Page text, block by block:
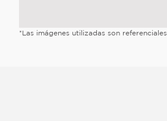
*Las imágenes utilizadas son